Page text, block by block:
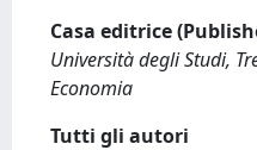
Casa editrice
Università degli Studi,
Economia
Tutti gli autori